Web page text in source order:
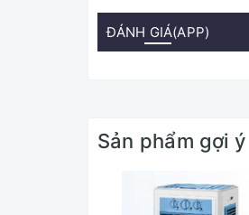
ĐÁNH GIÁ(APP)
Sản phẩm gợi ý